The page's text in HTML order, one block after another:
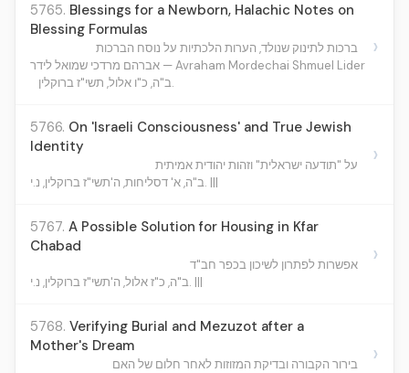
5765. Blessings for a Newborn, Halachic Notes on
Blessing Formulas
ברכות לתינוק שנולד, הערות הלכתיות על נוסח הברכות
אברהם מרדכי שמואל לידר — Avraham Mordechai Shmuel Lider
ב"ה, כ"ו אלול, תשי"ז ברוקלין.
›
5766. On 'Israeli Consciousness' and True Jewish
Identity
על "תודעה ישראלית" וזהות יהודית אמיתית
ב"ה, א' דסליחות, ה'תשי"ז ברוקלין, נ.י. |||
›
5767. A Possible Solution for Housing in Kfar
Chabad
אפשרות לפתרון לשיכון בכפר חב"ד
ב"ה, כ"ז אלול, ה'תשי"ז ברוקלין, נ.י. |||
›
5768. Verifying Burial and Mezuzot after a
Mother's Dream
בירור הקבורה ובדיקת המזוזות לאחר חלום של האם
›